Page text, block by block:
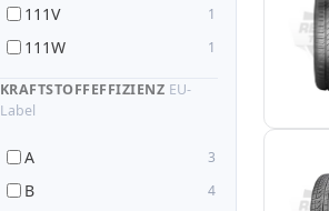
111V 1
111W 1
KRAFTSTOFFEFFIZIENZ EU-
Label
A 3
B 4